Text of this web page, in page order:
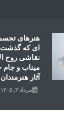
هنرهای
ای که
نقاشی روح
میناب و جام
آثار هنرمندان
مرداد ۳, ۱۴۰۵